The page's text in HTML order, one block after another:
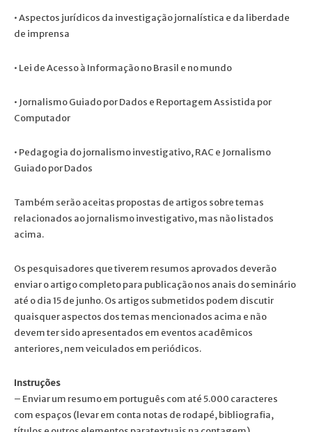
• Aspectos jurídicos da investigação jornalística e da liberdade
de imprensa
• Lei de Acesso à Informação no Brasil e no mundo
• Jornalismo Guiado por Dados e Reportagem Assistida por
Computador
• Pedagogia do jornalismo investigativo, RAC e Jornalismo
Guiado por Dados
Também serão aceitas propostas de artigos sobre temas
relacionados ao jornalismo investigativo, mas não listados
acima.
Os pesquisadores que tiverem resumos aprovados deverão
enviar o artigo completo para publicação nos anais do seminário
até o dia 15 de junho. Os artigos submetidos podem discutir
quaisquer aspectos dos temas mencionados acima e não
devem ter sido apresentados em eventos acadêmicos
anteriores, nem veiculados em periódicos.
Instruções
– Enviar um resumo em português com até 5.000 caracteres
com espaços (levar em conta notas de rodapé, bibliografia,